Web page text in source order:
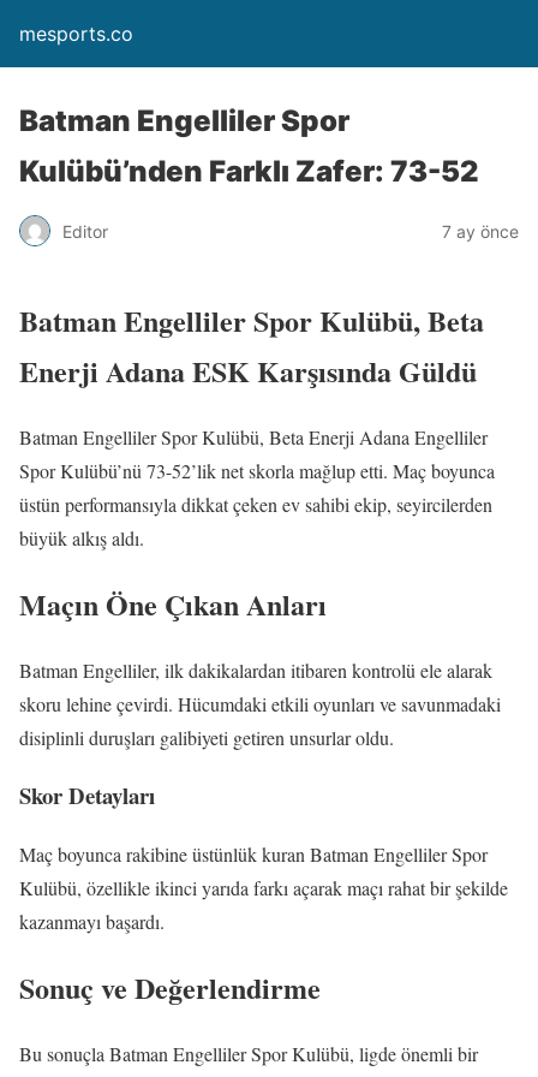
mesports.co
Batman Engelliler Spor
Kulübü’nden Farklı Zafer: 73-52
Editor 7 ay önce
Batman Engelliler Spor Kulübü, Beta
Enerji Adana ESK Karşısında Güldü
Batman Engelliler Spor Kulübü, Beta Enerji Adana Engelliler
Spor Kulübü’nü 73-52’lik net skorla mağlup etti. Maç boyunca
üstün performansıyla dikkat çeken ev sahibi ekip, seyircilerden
büyük alkış aldı.
Maçın Öne Çıkan Anları
Batman Engelliler, ilk dakikalardan itibaren kontrolü ele alarak
skoru lehine çevirdi. Hücumdaki etkili oyunları ve savunmadaki
disiplinli duruşları galibiyeti getiren unsurlar oldu.
Skor Detayları
Maç boyunca rakibine üstünlük kuran Batman Engelliler Spor
Kulübü, özellikle ikinci yarıda farkı açarak maçı rahat bir şekilde
kazanmayı başardı.
Sonuç ve Değerlendirme
Bu sonuçla Batman Engelliler Spor Kulübü, ligde önemli bir